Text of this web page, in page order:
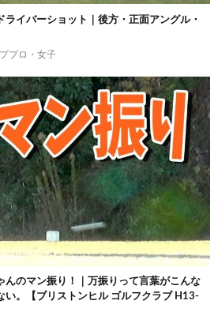
ライバーショット｜後方・正面アングル・
プロ・女子
んのマン振り！｜万振りって言葉がこんな
い。【ブリストンヒル ゴルフクラブ H13-